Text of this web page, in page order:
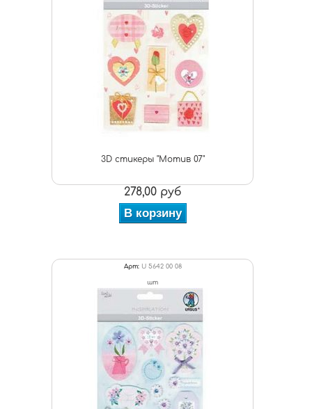
3D стикеры "Мотив 07"
278,00 руб
В корзину
Арт: U 5642 00 08
шт